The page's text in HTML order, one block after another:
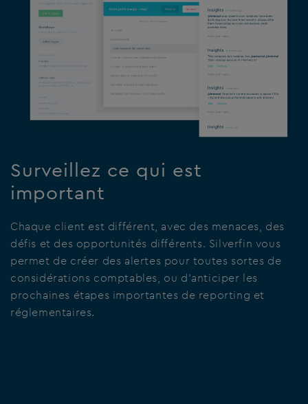
Surveillez ce qui est
important
Chaque client est différent, avec des menaces, des
défis et des opportunités différents. Silverfin vous
permet de créer des alertes pour toutes sortes de
considérations comptables, ou d’anticiper les
prochaines étapes importantes de reporting et
réglementaires.